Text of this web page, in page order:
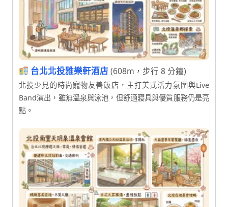
台北北投雅樂軒酒店(608m，步行 8 分鐘)
北投少見的時尚寵物友善飯店，主打美式活力氛圍與Live
Band演出，雖無溫泉與泳池，但舒適寢具與優質服務仍是亮
點。